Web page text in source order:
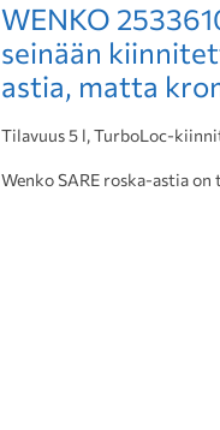
WENKO
seinään
astia, matta
Tilavuus 5 l, TurboLoc-
Wenko SARE roska-astia